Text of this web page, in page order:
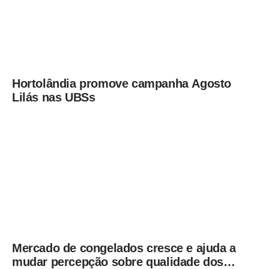
Hortolândia promove campanha Agosto
Lilás nas UBSs
Mercado de congelados cresce e ajuda a
mudar percepção sobre qualidade dos